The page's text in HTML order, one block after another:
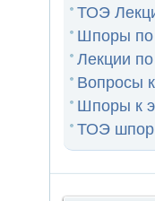
ТОЭ
Шпоры
Лекции
Вопросы
Шпоры к
ТОЭ